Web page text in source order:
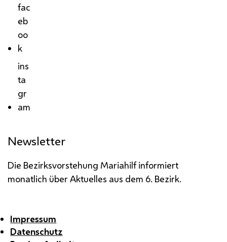
fac
eb
oo
k
ins
ta
gr
am
Newsletter
Die Bezirksvorstehung Mariahilf informiert
monatlich über Aktuelles aus dem 6. Bezirk.
Impressum
Datenschutz